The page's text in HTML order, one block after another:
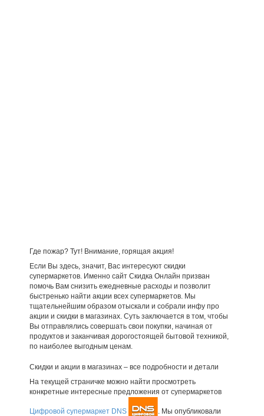
Где пожар? Тут! Внимание, горящая акция!
Если Вы здесь, значит, Вас интересуют скидки
супермаркетов. Именно сайт Скидка Онлайн призван
помочь Вам снизить ежедневные расходы и позволит
быстренько найти акции всех супермаркетов. Мы
тщательнейшим образом отыскали и собрали инфу про
акции и скидки в магазинах. Суть заключается в том, чтобы
Вы отправлялись совершать свои покупки, начиная от
продуктов и заканчивая дорогостоящей бытовой техникой,
по наиболее выгодным ценам.
Скидки и акции в магазинах – все подробности и детали
На текущей страничке можно найти просмотреть
конкретные интересные предложения от супермаркетов
Цифровой супермаркет DNS . Мы опубликовали